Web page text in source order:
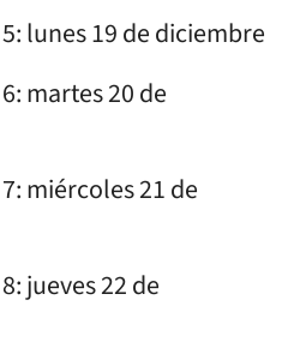
lunes 19 de diciembre
martes 20 de
miércoles 21 de
jueves 22 de